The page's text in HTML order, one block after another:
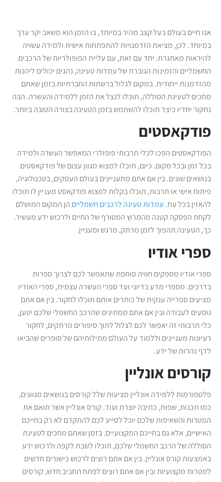
אנו חיים בעולם בעל קצב מהיר במיוחד, בו הזמן הוא משאב יקר ערך
במיוחד. לכן, מציאת הזדמנויות להתפתחות אישית ולמידה עשויה
להיראות מאתגרת. יחד עם זאת, עם עליית הפופולריות של הרכבים
החשמליים והזמינות הגוברת של עמדות טעינה, נהגים יכולים ליהנות
מהזדמנות ייחודית. במקום לגלול ברשתות החברתיות בזמן שאתם
מחכים לטעינת הסוללה, תוכלו לנצל את הזמן ללמידה והעשרה. הבה
נחקור יחדיו כיצד תוכלו להשתמש בזמן הטעינה בצורה הטובה ביותר.
פודקאסטים
הפודקאסטים הפכו לכלי תרבותי פופולרי המאפשר העשרה ולמידה
בכל זמן ובכל מקום. כיום, תוכלו למצוא מגוון עצום של פודקאסטים
בנושאים שונים. בין אם אתם מתעניינים בעולם העסקים, בטכנולוגיה,
פיתוח אישי או תרבות, תוכלו בקלות למצוא פודקאסט מעניין לו תוכלו
להאזין בכל עת.עמדות טעינה לרכבים חשמלייםהן המקום המושלם
לקחת הפסקה קטנה מהמרוץ המטורף של החיים ולרכוש ידע מעשיר.
כך, הטעינה תהפוך לזמן מרתק, מרגש ומעניין.
ספרי אודיו
ספרי אודיו מספקים חוויה סוחפת שתאפשר לכם לצרוך ספרות
בדרכים. מספרי מדע בדיוני ועד ספרי העשרה עצמית, ספרי האודיו
מציעים ספרייה ענקית של כותרים אותם תוכלו לחקור. בין אם אתם
נוסעים לעבודה ובין אם אתם ממתינים שהרכב החשמלי שלכם יטען,
כלי תרבותי זה יאפשר לכם לצלול לתוך סיפורים מרתקים, לחקור
רעיונות מעניינים וללמוד על העולם ממילותיהם של סופרים שהביאו
לדף נהרות של ידע.
קורסים אונליין
פלטפורמות ללמידה אונליין מציעות שלל קורסים בנושאים מגוונים,
כמו תכנות, שפות, כתיבה יוצרת ועוד. קורס אונליין אשר תואם את
המטרות והשאיפות שלכם יוכל לסייע לכם להתקדם לא רק בחייכם
האישיים, אלא גם בחייכם המקצועיים. בזמן שאתם מחכים לטעינת
הסוללה של הרכב החשמלי שלכם, תוכלו לשבת לקפה ולרכוש ידע
באמצעות קורס אונליין. בין אם אתם רוצים לרכוש כישורים חדשים
למטרות מקצועיות ובין אם אתם רוצים לפתח תחביב חדש, קורסים